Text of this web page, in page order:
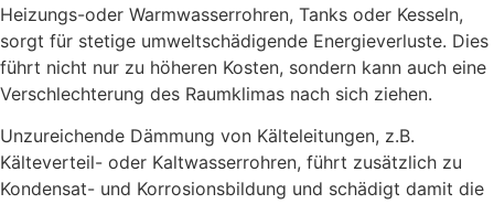
Heizungs-oder Warmwasserrohren, Tanks oder Kesseln,
sorgt für stetige umweltschädigende Energieverluste. Dies
führt nicht nur zu höheren Kosten, sondern kann auch eine
Verschlechterung des Raumklimas nach sich ziehen.
Unzureichende Dämmung von Kälteleitungen, z.B.
Kälteverteil- oder Kaltwasserrohren, führt zusätzlich zu
Kondensat- und Korrosionsbildung und schädigt damit die